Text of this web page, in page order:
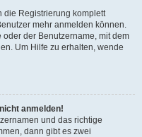
die Registrierung komplett
mehr anmelden können.
der Benutzername, mit dem
Um Hilfe zu erhalten, wende
anmelden!
und das richtige
dann gibt es zwei